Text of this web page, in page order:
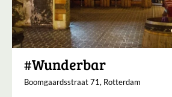
#Wunderbar
Boomgaardsstraat 71, Rotterdam